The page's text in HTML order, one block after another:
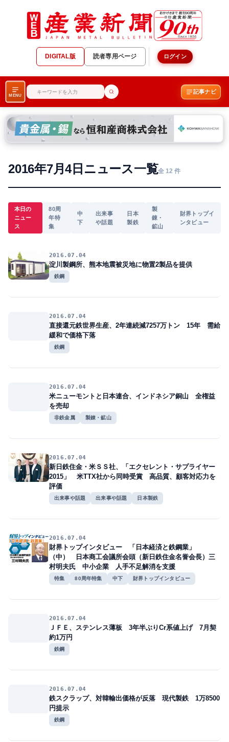
DIGITAL版 読者専用ページ ログイン
MENU
記事ナビ
2016年7月4日ニュース一覧全 12 件
本日の
ニュー
ス
80周
年特
集
中
下
出来事
や話題
日本
製鉄
製
錬・
鉱山
財界トップイ
ンタビュー
2016.07.04
淀川製鋼所、熊本地震被災地に物置2製品を提供
鉄鋼
2016.07.04
直接還元鉄世界生産、2年連続減7257万トン 15年 需給
緩和で価格下落
鉄鋼
2016.07.04
米ニューモントと日本連合、インドネシア銅山 全権益
を売却
非鉄金属 製錬・鉱山
2016.07.04
新日鉄住金・米ＳＳ社、「エクセレント・サプライヤー
2015」 米TTX社から同時受賞 高品質、顧客対応力を
評価
出来事や話題 出来事や話題 日本製鉄
2016.07.04
財界トップインタビュー 「日本経済と鉄鋼業」
（中） 日本商工会議所会頭（新日鉄住金名誉会長）三
村明夫氏 中小企業 人手不足解消を支援
特集 80周年特集 中下 財界トップインタビュー
2016.07.04
ＪＦＥ、ステンレス薄板 3年半ぶりCr系値上げ 7月契
約1万円
鉄鋼
2016.07.04
鉄スクラップ、対韓輸出価格が反落 現代製鉄 1万8500
円提示
鉄鋼